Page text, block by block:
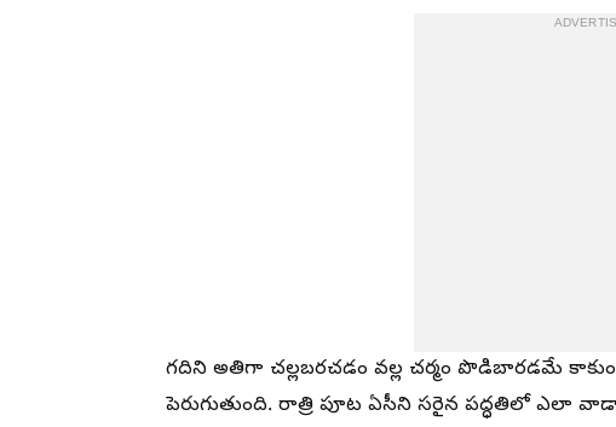
గదిని అతిగా చల్లబరచడం వల్ల చర్మం పొడిబారడమే
పెరుగుతుంది. రాత్రి పూట ఏసీని సరైన పద్ధతిలో ఎలా